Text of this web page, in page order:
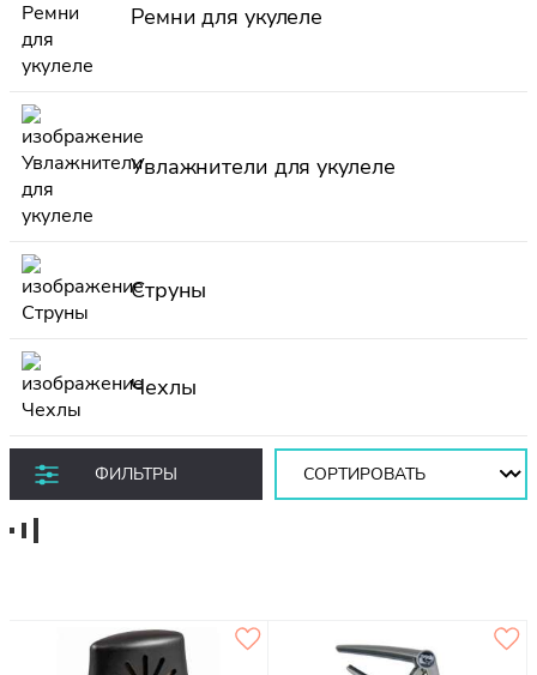
Ремни для укулеле
Увлажнители для укулеле
Струны
Чехлы
ФИЛЬТРЫ
Сортировать: